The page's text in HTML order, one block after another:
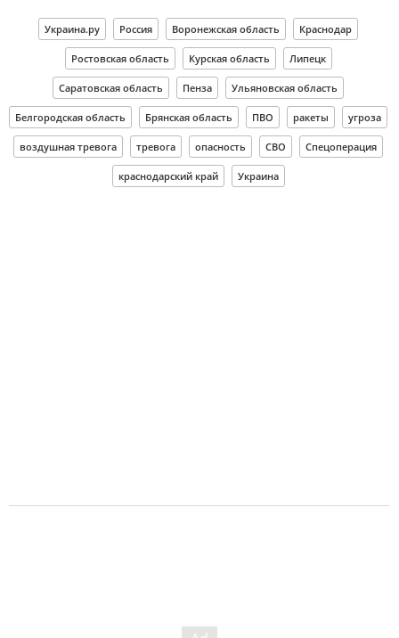
Украина.ру Россия Воронежская область Краснодар
Ростовская область Курская область Липецк
Саратовская область Пенза Ульяновская область
Белгородская область Брянская область ПВО ракеты угроза
воздушная тревога тревога опасность СВО Спецоперация
краснодарский край Украина